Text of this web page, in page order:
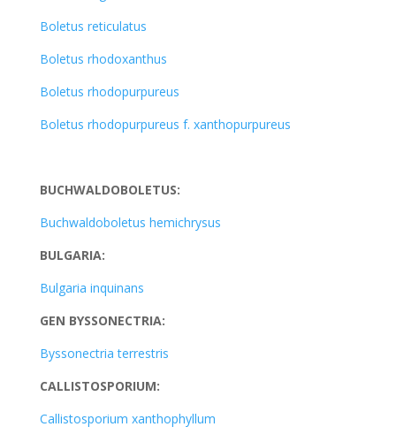
Boletus reticulatus
Boletus rhodoxanthus
Boletus rhodopurpureus
Boletus rhodopurpureus f. xanthopurpureus
BUCHWALDOBOLETUS:
Buchwaldoboletus hemichrysus
BULGARIA:
Bulgaria inquinans
GEN BYSSONECTRIA:
Byssonectria terrestris
CALLISTOSPORIUM:
Callistosporium xanthophyllum